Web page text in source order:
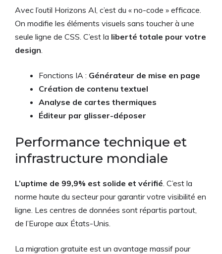
Avec l’outil Horizons AI, c’est du « no-code » efficace.
On modifie les éléments visuels sans toucher à une
seule ligne de CSS. C’est la liberté totale pour votre
design
Fonctions IA : Générateur de mise en page
Création de contenu textuel
Analyse de cartes thermiques
Éditeur par glisser-déposer
Performance technique et
infrastructure mondiale
L’uptime de 99,9% est solide et vérifié . C’est la
norme haute du secteur pour garantir votre visibilité en
ligne. Les centres de données sont répartis partout,
de l’Europe aux États-Unis.
La migration gratuite est un avantage massif pour